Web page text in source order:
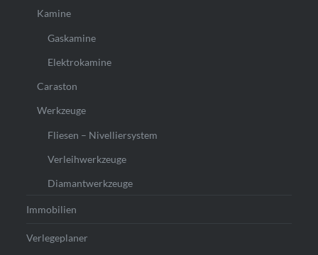
Kamine
Gaskamine
Elektrokamine
Caraston
Werkzeuge
Fliesen – Nivelliersystem
Verleihwerkzeuge
Diamantwerkzeuge
Immobilien
Verlegeplaner